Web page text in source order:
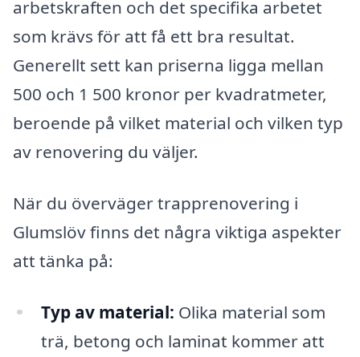
arbetskraften och det specifika arbetet
som krävs för att få ett bra resultat.
Generellt sett kan priserna ligga mellan
500 och 1 500 kronor per kvadratmeter,
beroende på vilket material och vilken typ
av renovering du väljer.
När du överväger trapprenovering i
Glumslöv finns det några viktiga aspekter
att tänka på:
Typ av material: Olika material som
trä, betong och laminat kommer att